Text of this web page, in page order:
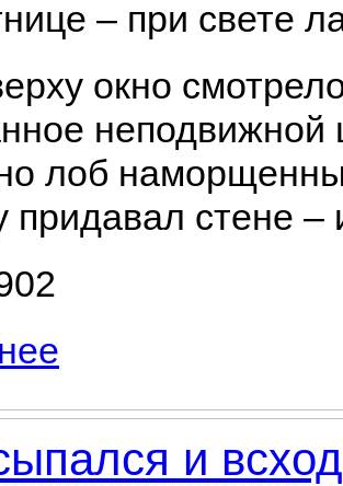
– при свете
окно
неподвижной
лоб
придавал стене
и